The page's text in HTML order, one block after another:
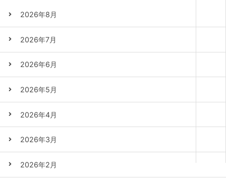
2026年8月
2026年7月
2026年6月
2026年5月
2026年4月
2026年3月
2026年2月